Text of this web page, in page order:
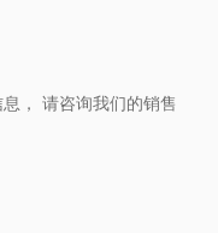
， 请咨询我们的销售